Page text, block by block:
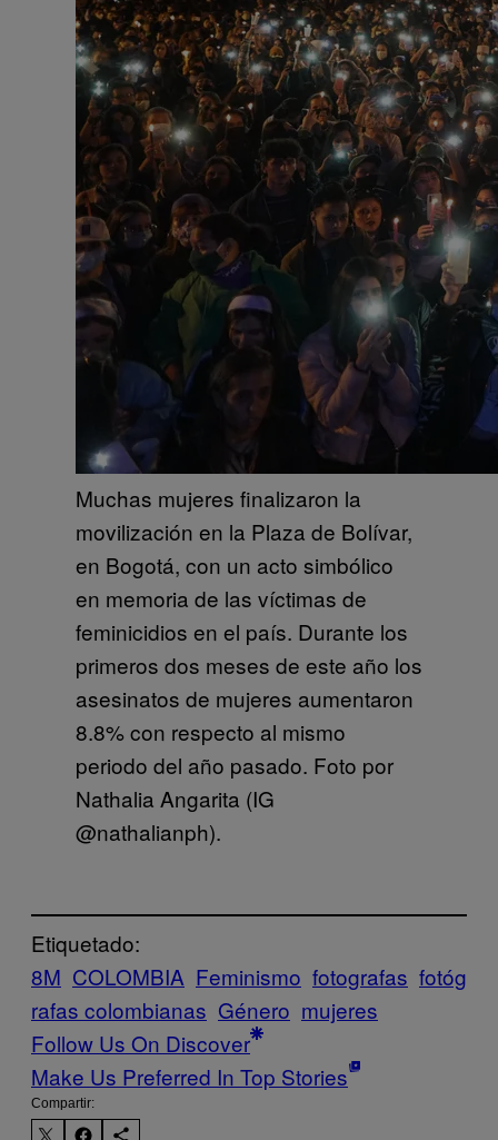
Muchas mujeres finalizaron la
movilización en la Plaza de Bolívar,
en Bogotá, con un acto simbólico
en memoria de las víctimas de
feminicidios en el país. Durante los
primeros dos meses de este año los
asesinatos de mujeres aumentaron
8.8% con respecto al mismo
periodo del año pasado. Foto por
Nathalia Angarita (IG
@nathalianph).
Etiquetado:
8M COLOMBIA Feminismo fotografas fotóg
rafas colombianas Género mujeres
Follow Us On Discover
Make Us Preferred In Top Stories
Compartir: